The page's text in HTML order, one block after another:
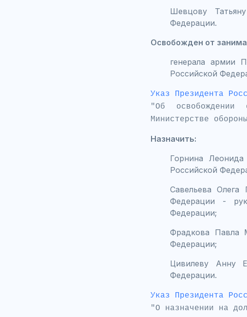
Шевцову
Федерации.
Освобожден от
генерала армии
Российской
Указ Президента
"Об
Министерстве
Назначить:
Горнина
Российской
Савельева Олега
Федерации -
Федерации;
Фрадкова Павла
Федерации;
Цивилеву Анну
Федерации.
Указ Президента
"О назначении на